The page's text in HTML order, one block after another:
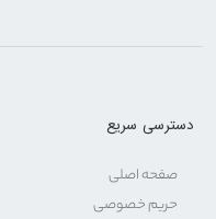
دسترسی سریع
صفحه اصلی
حریم خصوصی